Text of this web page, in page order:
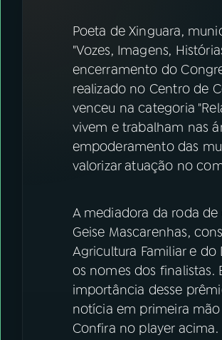
Poeta de Xinguara,
"Vozes, Imagens,
encerramento do
realizado no Centro de
venceu na categoria
vivem e trabalham nas
empoderamento das
valorizar atuação no
A mediadora da roda
Geise Mascarenhas,
Agricultura Familiar e
os nomes dos finalistas.
importância desse
notícia em primeira
Confira no player acima.